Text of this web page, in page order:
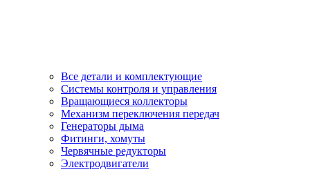
Все детали и комплектующие
Системы контроля и управления
Вращающиеся коллекторы
Механизм переключения передач
Генераторы дыма
Фитинги, хомуты
Червячные редукторы
Электродвигатели